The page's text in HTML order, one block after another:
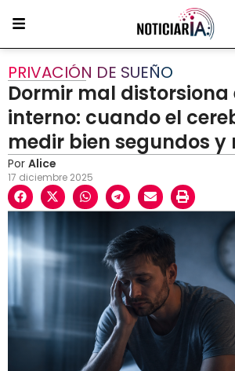
PRIVACIÓN DE SUEÑO
Dormir mal distorsiona
interno: cuando el
medir bien segundos y
Por Alice
17 diciembre 2025